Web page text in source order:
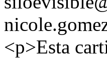
<p>Esta